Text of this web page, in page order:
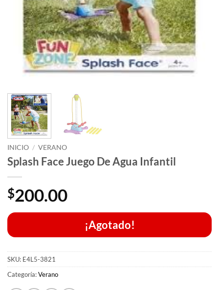
INICIO / VERANO
Splash Face Juego De Agua Infantil
$200.00
¡Agotado!
SKU: E4L5-3821
Categoría:Verano